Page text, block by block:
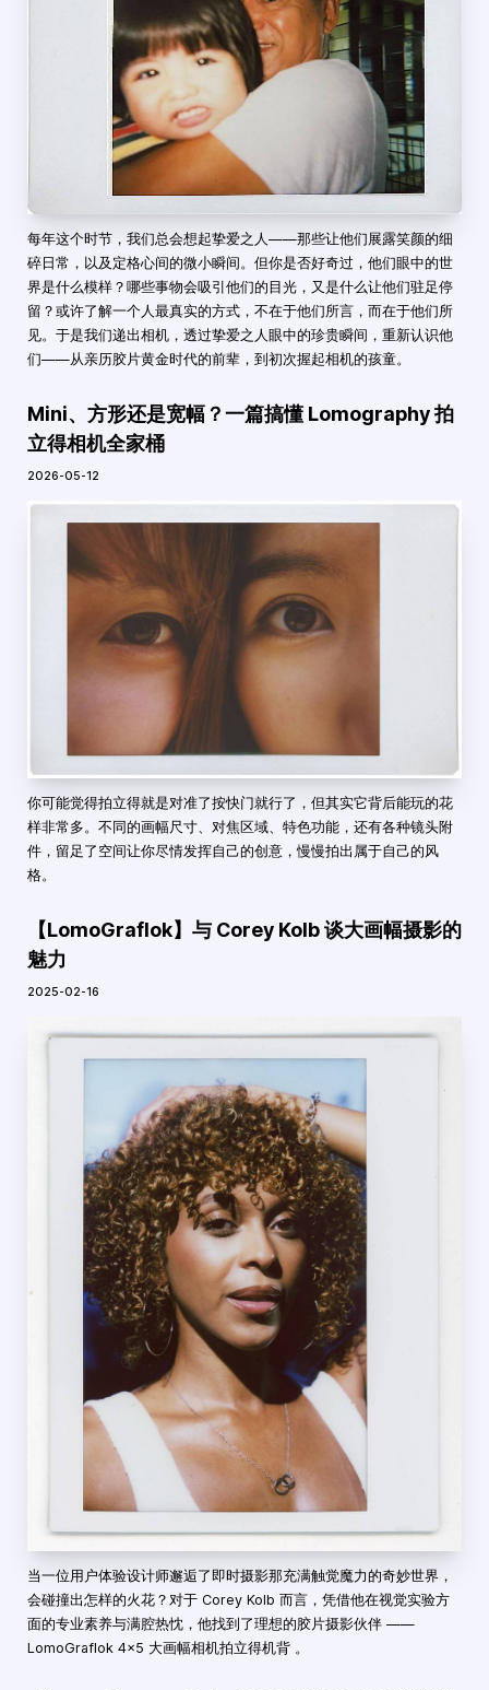
每年这个时节，我们总会想起挚爱之人——那些让他们展露笑颜的细
碎日常，以及定格心间的微小瞬间。但你是否好奇过，他们眼中的世
界是什么模样？哪些事物会吸引他们的目光，又是什么让他们驻足停
留？或许了解一个人最真实的方式，不在于他们所言，而在于他们所
见。于是我们递出相机，透过挚爱之人眼中的珍贵瞬间，重新认识他
们——从亲历胶片黄金时代的前辈，到初次握起相机的孩童。
Mini、方形还是宽幅？一篇搞懂 Lomography 拍
立得相机全家桶
2026-05-12
你可能觉得拍立得就是对准了按快门就行了，但其实它背后能玩的花
样非常多。不同的画幅尺寸、对焦区域、特色功能，还有各种镜头附
件，留足了空间让你尽情发挥自己的创意，慢慢拍出属于自己的风
格。
【LomoGraflok】与 Corey Kolb 谈大画幅摄影的
魅力
2025-02-16
当一位用户体验设计师邂逅了即时摄影那充满触觉魔力的奇妙世界，
会碰撞出怎样的火花？对于 Corey Kolb 而言，凭借他在视觉实验方
面的专业素养与满腔热忱，他找到了理想的胶片摄影伙伴 ——
LomoGraflok 4x5 大画幅相机拍立得机背 。